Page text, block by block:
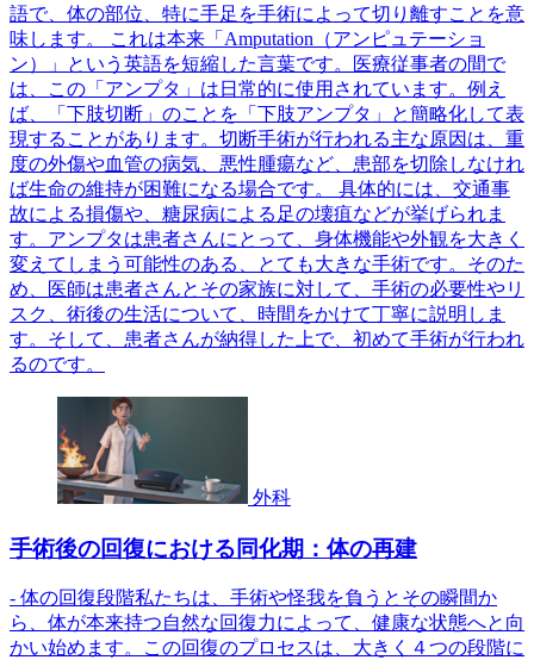
語で、体の部位、特に手足を手術によって切り離すことを意
味します。 これは本来「Amputation（アンピュテーショ
ン）」という英語を短縮した言葉です。医療従事者の間で
は、この「アンプタ」は日常的に使用されています。例え
ば、「下肢切断」のことを「下肢アンプタ」と簡略化して表
現することがあります。切断手術が行われる主な原因は、重
度の外傷や血管の病気、悪性腫瘍など、患部を切除しなけれ
ば生命の維持が困難になる場合です。 具体的には、交通事
故による損傷や、糖尿病による足の壊疽などが挙げられま
す。アンプタは患者さんにとって、身体機能や外観を大きく
変えてしまう可能性のある、とても大きな手術です。そのた
め、医師は患者さんとその家族に対して、手術の必要性やリ
スク、術後の生活について、時間をかけて丁寧に説明しま
す。そして、患者さんが納得した上で、初めて手術が行われ
るのです。
外科
手術後の回復における同化期：体の再建
- 体の回復段階私たちは、手術や怪我を負うとその瞬間か
ら、体が本来持つ自然な回復力によって、健康な状態へと向
かい始めます。この回復のプロセスは、大きく４つの段階に